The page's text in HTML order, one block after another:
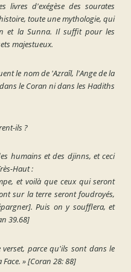
livres d'exégèse des sourates
toute une mythologie, qui
et la Sunna. Il suffit pour les
majestueux.
le nom de 'Azraîl, l'Ange de la
le Coran ni dans les Hadiths
ils ?
humains et des djinns, et ceci
Haut :
et voilà que ceux qui seront
sur la terre seront foudroyés,
Puis on y soufflera, et
39.68]
parce qu'ils sont dans le
»[Coran 28: 88]